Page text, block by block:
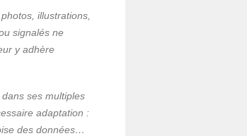
illustrations,
signalés ne
y adhère
ses multiples
adaptation :
des données…